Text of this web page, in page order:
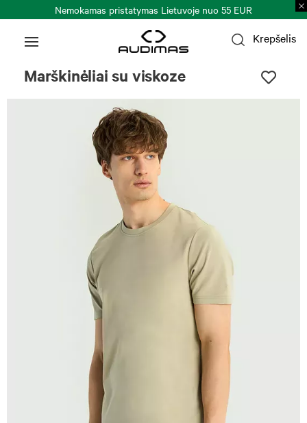
Nemokamas pristatymas Lietuvoje nuo 55 EUR
Krepšelis
Marškinėliai su viskoze